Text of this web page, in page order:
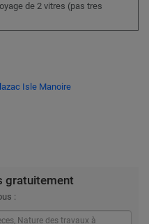
de 2 vitres (pas tres
Isle Manoire
gratuitement
: